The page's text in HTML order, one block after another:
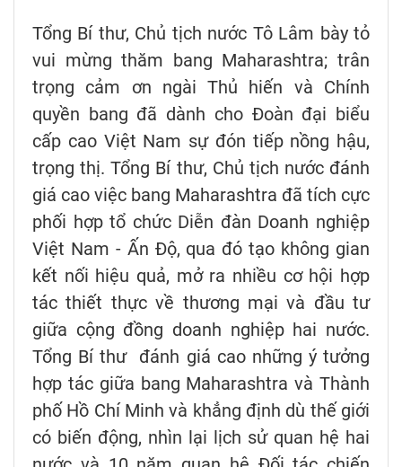
Tổng Bí thư, Chủ tịch nước Tô Lâm bày tỏ
vui mừng thăm bang Maharashtra; trân
trọng cảm ơn ngài Thủ hiến và Chính
quyền bang đã dành cho Đoàn đại biểu
cấp cao Việt Nam sự đón tiếp nồng hậu,
trọng thị. Tổng Bí thư, Chủ tịch nước đánh
giá cao việc bang Maharashtra đã tích cực
phối hợp tổ chức Diễn đàn Doanh nghiệp
Việt Nam - Ấn Độ, qua đó tạo không gian
kết nối hiệu quả, mở ra nhiều cơ hội hợp
tác thiết thực về thương mại và đầu tư
giữa cộng đồng doanh nghiệp hai nước.
Tổng Bí thư đánh giá cao những ý tưởng
hợp tác giữa bang Maharashtra và Thành
phố Hồ Chí Minh và khẳng định dù thế giới
có biến động, nhìn lại lịch sử quan hệ hai